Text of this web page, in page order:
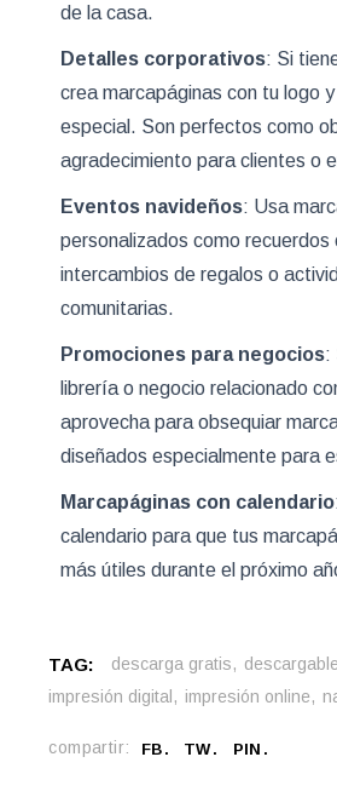
de la casa.
Detalles corporativos: Si
crea marcapáginas con tu logo
especial. Son perfectos como
agradecimiento para clientes o
Eventos navideños: Usa
personalizados como recuerdos
intercambios de regalos o
comunitarias.
Promociones para negocios:
librería o negocio relacionado
aprovecha para obsequiar
diseñados especialmente para
Marcapáginas con calendario
calendario para que tus
más útiles durante el próximo
TAG: descarga gratis descargable
impresión digital
impresión online
compartir: FB TW PIN